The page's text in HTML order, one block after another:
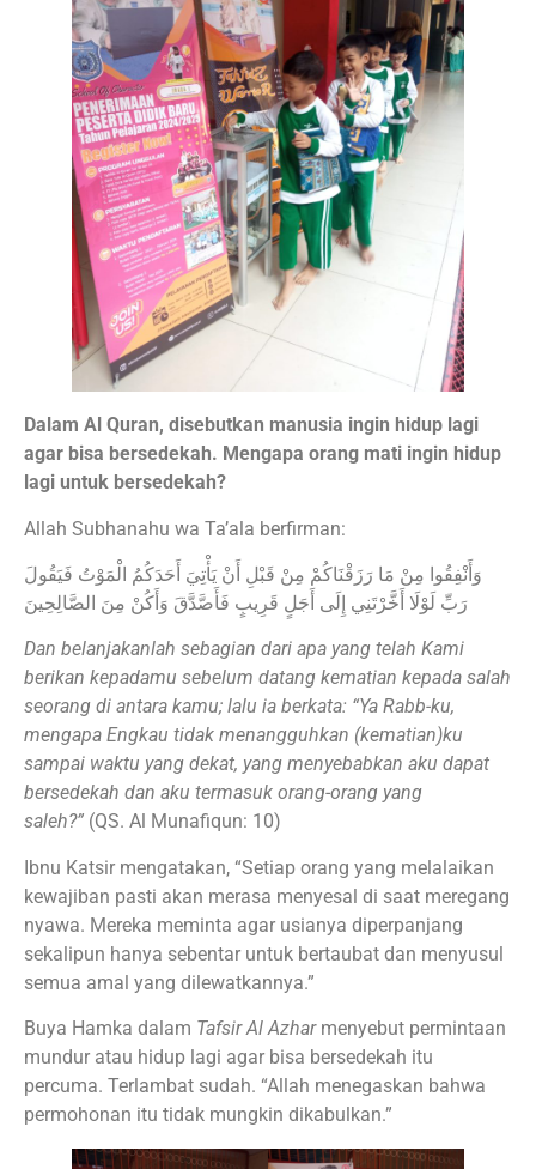
Dalam Al Quran, disebutkan manusia ingin hidup lagi
agar bisa bersedekah. Mengapa orang mati ingin hidup
lagi untuk bersedekah?
Allah Subhanahu wa Ta’ala berfirman:
وَأَنْفِقُوا مِنْ مَا رَزَقْنَاكُمْ مِنْ قَبْلِ أَنْ يَأْتِيَ أَحَدَكُمُ الْمَوْتُ فَيَقُولَ
رَبِّ لَوْلَا أَخَّرْتَنِي إِلَى أَجَلٍ قَرِيبٍ فَأَصَّدَّقَ وَأَكُنْ مِنَ الصَّالِحِينَ
Dan belanjakanlah sebagian dari apa yang telah Kami
berikan kepadamu sebelum datang kematian kepada salah
seorang di antara kamu; lalu ia berkata: “Ya Rabb-ku,
mengapa Engkau tidak menangguhkan (kematian)ku
sampai waktu yang dekat, yang menyebabkan aku dapat
bersedekah dan aku termasuk orang-orang yang
saleh?” (QS. Al Munafiqun: 10)
Ibnu Katsir mengatakan, “Setiap orang yang melalaikan
kewajiban pasti akan merasa menyesal di saat meregang
nyawa. Mereka meminta agar usianya diperpanjang
sekalipun hanya sebentar untuk bertaubat dan menyusul
semua amal yang dilewatkannya.”
Buya Hamka dalam Tafsir Al Azharmenyebut permintaan
mundur atau hidup lagi agar bisa bersedekah itu
percuma. Terlambat sudah. “Allah menegaskan bahwa
permohonan itu tidak mungkin dikabulkan.”